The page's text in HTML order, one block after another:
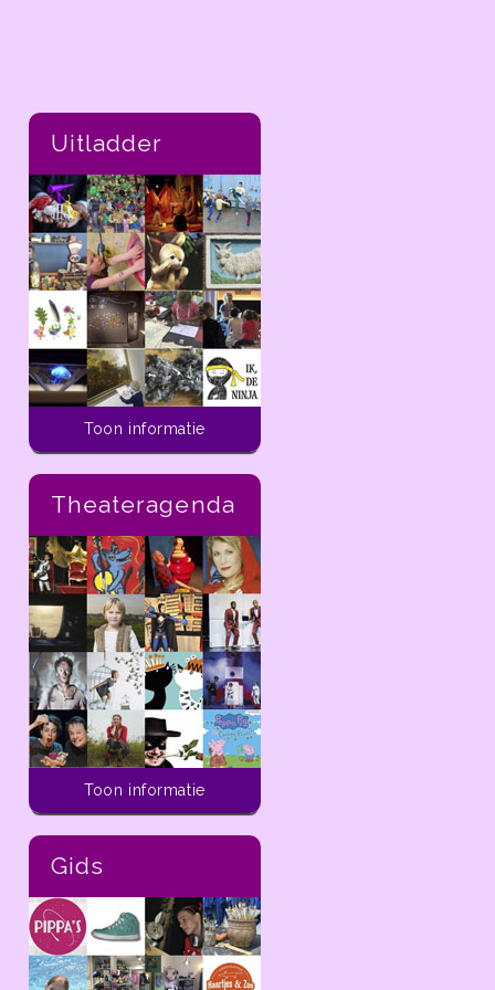
Uitladder
Toon informatie
Activiteiten voor kinderen
In de ladder van
dekleineladder.nl vind je
alle activiteiten die je
in de toekomst kunt doen
met kinderen van 0 t/m 12
jaar in de regio Haarlem.
In deladdervan
Theateragenda
Toon informatie
Gids